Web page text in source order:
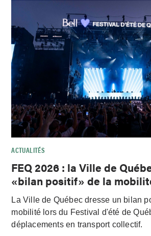
ACTUALITÉS
FEQ 2026 : la Ville de
«bilan positif» de la
La Ville de Québec dresse un bilan
mobilité lors du Festival d'été de
déplacements en transport collectif.